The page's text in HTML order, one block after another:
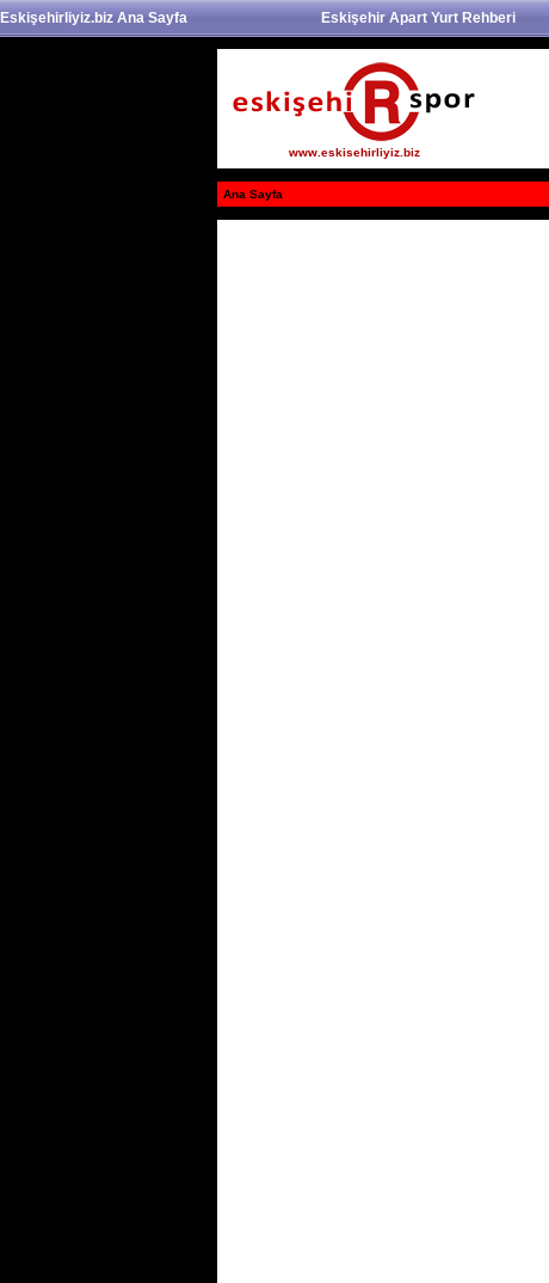
Eskişehirliyiz.biz Ana Sayfa Eskişehir Apart Yurt Rehberi
www.eskisehirliyiz.biz
Ana Sayfa